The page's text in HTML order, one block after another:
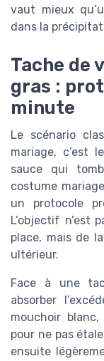
vaut mieux
dans la
Tache de
gras :
minute
Le scénario
mariage, c’est
sauce qui
costume
un protocole
L’objectif n’est
place, mais de
ultérieur.
Face à une
absorber
mouchoir
pour ne pas
ensuite